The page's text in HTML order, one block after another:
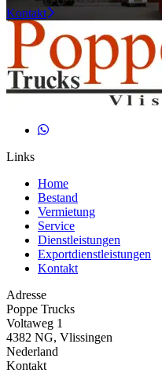
Kontakt
Links
Home
Bestand
Vermietung
Service
Dienstleistungen
Exportdienstleistungen
Kontakt
Adresse
Poppe Trucks
Voltaweg 1
4382 NG, Vlissingen
Nederland
Kontakt